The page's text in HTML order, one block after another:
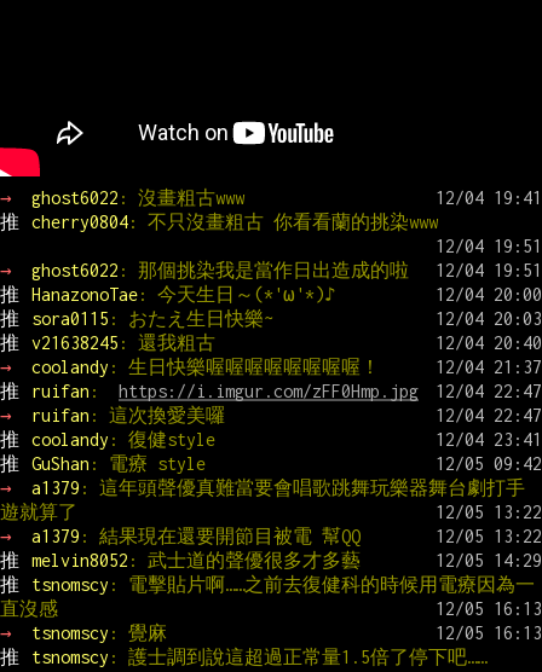
→ ghost6022 : 沒畫粗古www
推
cherry0804: 不只沒畫粗古 你看看蘭的挑染www
→ ghost6022 : 那個挑染我是當作日出造成的啦
推
HanazonoTae: 今天生日～(*'ω'*)♪
推
sora0115 : おたえ生日快樂~
推
v21638245 : 還我粗古
→
coolandy : 生日快樂喔喔喔喔喔喔喔喔！
推
ruifan : https://i.imgur.com/zFF0Hmp.jpg
→
ruifan : 這次換愛美囉
推
coolandy : 復健style
推
GuShan : 電療 style
→
a1379 : 這年頭聲優真難當要會唱歌跳舞玩樂器舞台劇打手
遊就算了
→
a1379 : 結果現在還要開節目被電 幫QQ
推
melvin8052 : 武士道的聲優很多才多藝
推
tsnomscy : 電擊貼片啊……之前去復健科的時候用電療因為一
直沒感
→
tsnomscy : 覺麻
推
tsnomscy : 護士調到說這超過正常量1.5倍了停下吧……